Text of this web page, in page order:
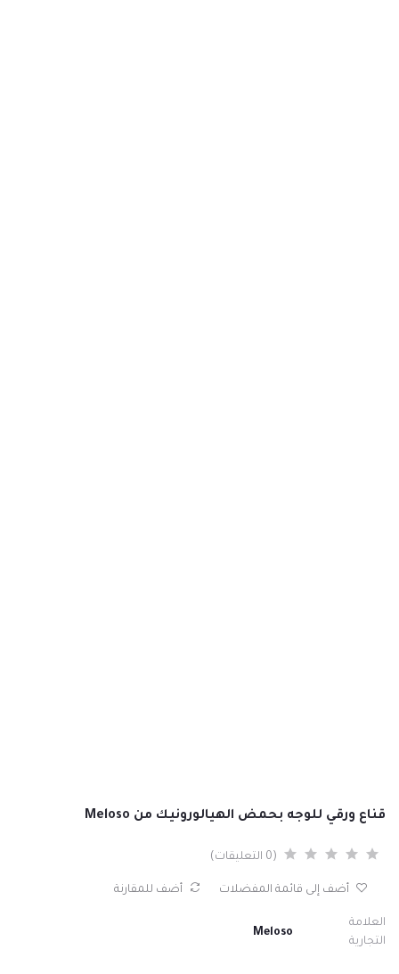
قناع ورقي للوجه بحمض الهيالورونيك من Meloso
(0 التعليقات)
أضف إلى قائمة المفضلات أضف للمقارنة
العلامة
التجارية
Meloso